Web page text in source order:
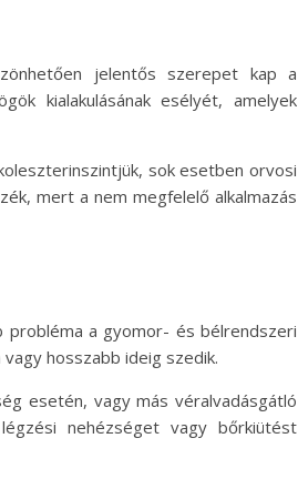
jelentős szerepet kap a
kialakulásának esélyét, amelyek
sok esetben orvosi
mert a nem megfelelő alkalmazás
probléma a gyomor- és bélrendszeri
hosszabb ideig szedik.
esetén, vagy más véralvadásgátló
nehézséget vagy bőrkiütést